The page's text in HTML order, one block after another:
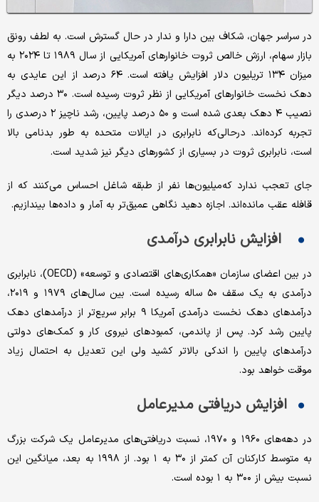
در سراسر جهان، شکاف بین دارا و ندار در حال گسترش است. به لطف رونق
بازار سهام، ارزش خالص ثروت خانوارهای آمریکایی از سال ۱۹۸۹ تا ۲۰۲۴ به
میزان ۱۳۴ تریلیون دلار افزایش یافته است. ۶۴ درصد از این عایدی به
دهک نخست خانوارهای آمریکایی از نظر ثروت رسیده است. ۳۰ درصد دیگر
نصیب ۴ دهک بعدی شده است و ۵۰ درصد پایین، رشد ناچیز ۲ درصدی را
تجربه کرده‌اند. درحالی‌که نابرابری در ایالات متحده به طور بدنامی بالا
است، نابرابری ثروت در بسیاری از کشورهای دیگر نیز شدید است.
جای تعجب ندارد که‌میلیون‌ها نفر از طبقه شاغل احساس می‌کنند که از
قافله عقب مانده‌اند. اجازه دهید نگاهی عمیق‌تر به آمار و داده‌ها بیندازیم.
افزایش نابرابری درآمدی
در بین اعضای سازمان «همکاری‌های اقتصادی و توسعه» (OECD)، نابرابری
درآمدی به یک سقف ۵۰ ساله رسیده است. بین سال‌های ۱۹۷۹ و ۲۰۱۹،
درآمدهای دهک نخست درآمدی آمریکا ۹ برابر سریع‌تر از درآمدهای دهک
پایین رشد کرد. پس از پاندمی، کمبودهای نیروی کار و کمک‌های دولتی
درآمدهای پایین را اندکی بالاتر کشید ولی این تعدیل به احتمال زیاد
موقت خواهد بود.
افزایش دریافتی مدیرعامل
در دهه‌های ۱۹۶۰ و ۱۹۷۰، نسبت دریافتی‌های مدیرعامل یک شرکت بزرگ
به متوسط کارکنان آن کمتر از ۳۰ به ۱ بود. از ۱۹۹۸ به بعد، میانگین این
نسبت بیش از ۳۰۰ به ۱ بوده است.